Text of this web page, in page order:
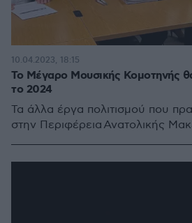
Το Μέγαρο Μουσικής Κομοτηνής
το 2024
Τα άλλα έργα πολιτισμού που
στην Περιφέρεια Ανατολικής
10.04.2023, 18:15